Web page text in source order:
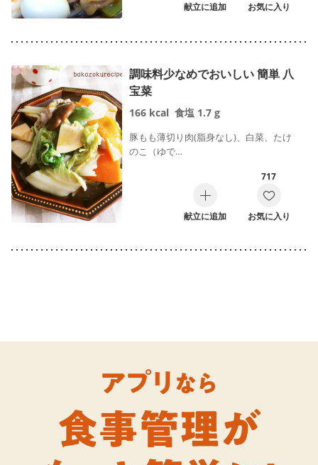
献立に追加 お気に入り
調味料少なめでおいしい 簡単 八
宝菜
166 kcal 食塩 1.7 g
豚もも薄切り肉(脂身なし)、白菜、たけ
のこ（ゆで…
献立に追加
717
お気に入り